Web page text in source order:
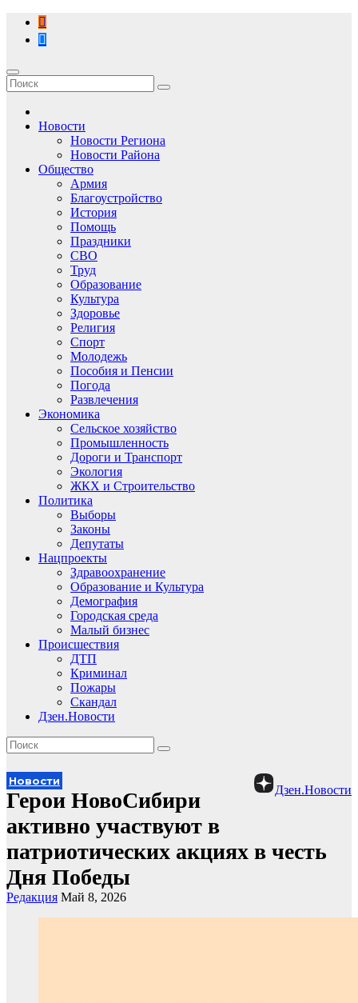
Перейти
содержимому
Новости
Новости Региона
Новости Района
Общество
Армия
Благоустройство
История
Помощь
Праздники
СВО
Труд
Образование
Культура
Здоровье
Религия
Спорт
Молодежь
Пособия и Пенсии
Погода
Развлечения
Экономика
Сельское хозяйство
Промышленность
Дороги и Транспорт
Экология
ЖКХ и Строительство
Политика
Выборы
Законы
Депутаты
Нацпроекты
Здравоохранение
Образование и Культура
Демография
Городская среда
Малый бизнес
Происшествия
ДТП
Криминал
Пожары
Скандал
Дзен.Новости
Дзен.Новости
Новости
Герои НовоСибири
активно участвуют в
патриотических акциях в честь
Дня Победы
Редакция Май 8, 2026